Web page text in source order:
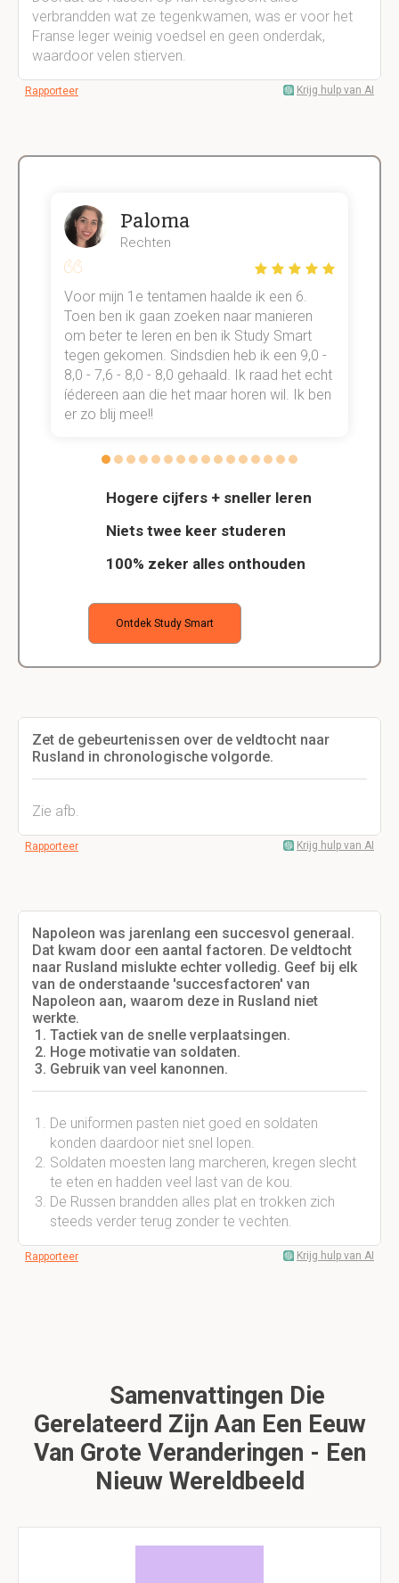
verbrandden wat ze tegenkwamen, was er voor het
Franse leger weinig voedsel en geen onderdak,
waardoor velen stierven.
Rapporteer Krijg hulp van AI
Hogere cijfers + sneller leren
Niets twee keer studeren
100% zeker alles onthouden
Ontdek Study Smart
Paloma
Rechten
Voor mijn 1e tentamen haalde ik een 6.
Toen ben ik gaan zoeken naar manieren
om beter te leren en ben ik Study Smart
tegen gekomen. Sindsdien heb ik een 9,0 -
8,0 - 7,6 - 8,0 - 8,0 gehaald. Ik raad het echt
íédereen aan die het maar horen wil. Ik ben
er zo blij mee!!
Zet de gebeurtenissen over de veldtocht naar
Rusland in chronologische volgorde.
Zie afb.
Rapporteer Krijg hulp van AI
Napoleon was jarenlang een succesvol generaal.
Dat kwam door een aantal factoren. De veldtocht
naar Rusland mislukte echter volledig. Geef bij elk
van de onderstaande 'succesfactoren' van
Napoleon aan, waarom deze in Rusland niet
werkte.
Tactiek van de snelle verplaatsingen.
Hoge motivatie van soldaten.
Gebruik van veel kanonnen.
De uniformen pasten niet goed en soldaten
konden daardoor niet snel lopen.
Soldaten moesten lang marcheren, kregen slecht
te eten en hadden veel last van de kou.
De Russen brandden alles plat en trokken zich
steeds verder terug zonder te vechten.
Rapporteer Krijg hulp van AI
Samenvattingen Die
Gerelateerd Zijn Aan Een Eeuw
Van Grote Veranderingen - Een
Nieuw Wereldbeeld